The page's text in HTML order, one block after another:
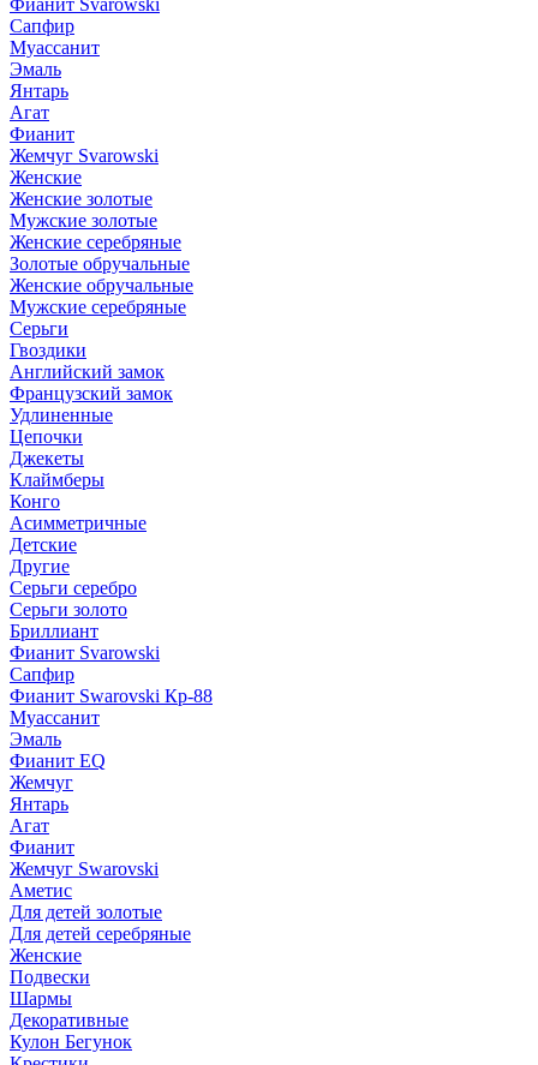
Фианит Svarowski
Сапфир
Муассанит
Эмаль
Янтарь
Агат
Фианит
Жемчуг Svarowski
Женские
Женские золотые
Мужские золотые
Женские серебряные
Золотые обручальные
Женские обручальные
Мужские серебряные
Серьги
Гвоздики
Английский замок
Французский замок
Удлиненные
Цепочки
Джекеты
Клаймберы
Конго
Асимметричные
Детские
Другие
Серьги серебро
Серьги золото
Бриллиант
Фианит Svarowski
Сапфир
Фианит Swarovski Кр-88
Муассанит
Эмаль
Фианит EQ
Жемчуг
Янтарь
Агат
Фианит
Жемчуг Swarovski
Аметис
Для детей золотые
Для детей серебряные
Женские
Подвески
Шармы
Декоративные
Кулон Бегунок